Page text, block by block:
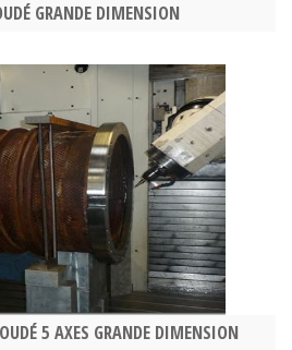
GRANDE DIMENSION
5 AXES GRANDE DIMENSION